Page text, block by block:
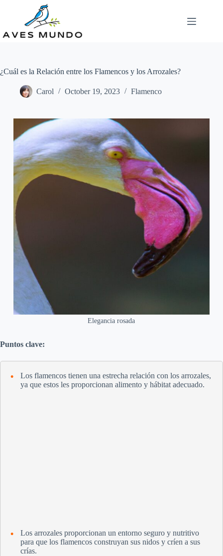
¿Cuál es la Relación entre los Flamencos y los Arrozales?
Carol October 19, 2023 Flamenco
Elegancia rosada
Puntos clave:
Los flamencos tienen una estrecha relación con los arrozales,
ya que estos les proporcionan alimento y hábitat adecuado.
Los arrozales proporcionan un entorno seguro y nutritivo
para que los flamencos construyan sus nidos y críen a sus
crías.